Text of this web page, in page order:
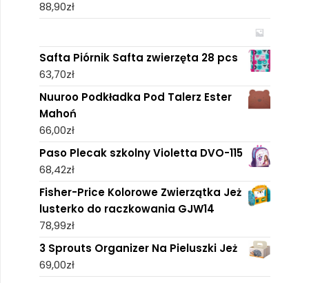
88,90zł
Safta Piórnik Safta zwierzęta 28 pcs
63,70zł
Nuuroo Podkładka Pod Talerz Ester
Mahoń
66,00zł
Paso Plecak szkolny Violetta DVO-115
68,42zł
Fisher-Price Kolorowe Zwierzątka Jeż
lusterko do raczkowania GJW14
78,99zł
3 Sprouts Organizer Na Pieluszki Jeż
69,00zł